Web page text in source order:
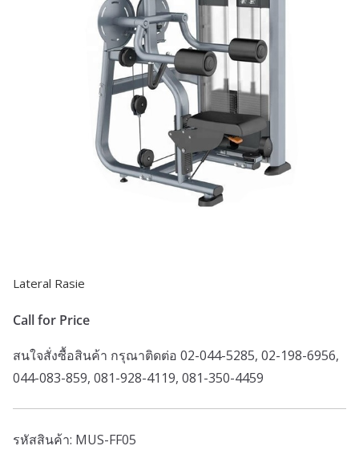
Lateral Rasie
Call for Price
สนใจสั่งซื้อสินค้า กรุณาติดต่อ 02-044-5285, 02-198-6956,
044-083-859, 081-928-4119, 081-350-4459
รหัสสินค้า: MUS-FF05